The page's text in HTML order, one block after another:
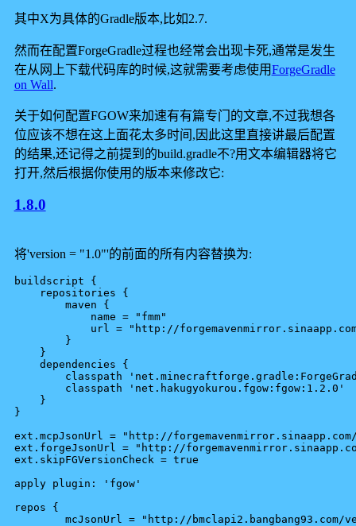
其中X为具体的Gradle版本,比如2.7.
然而在配置ForgeGradle过程也经常会出现卡死,通常是发生
在从网上下载代码库的时候,这就需要考虑使用ForgeGradle
on Wall.
关于如何配置FGOW来加速有有篇专门的文章,不过我想各
位应该不想在这上面花太多时间,因此这里直接讲最后配置
的结果,还记得之前提到的build.gradle不?用文本编辑器将它
打开,然后根据你使用的版本来修改它:
1.8.0
将'version = "1.0"'的前面的所有内容替换为:
buildscript {
    repositories {
        maven {
            name = "fmm"
url = "http://
        }
    }
    dependencies {
    }
}
ext.mcpJsonUrl = "http://
ext.forgeJsonUrl = "http://
ext.skipFGVersionCheck = true
apply plugin: 'fgow'
repos {